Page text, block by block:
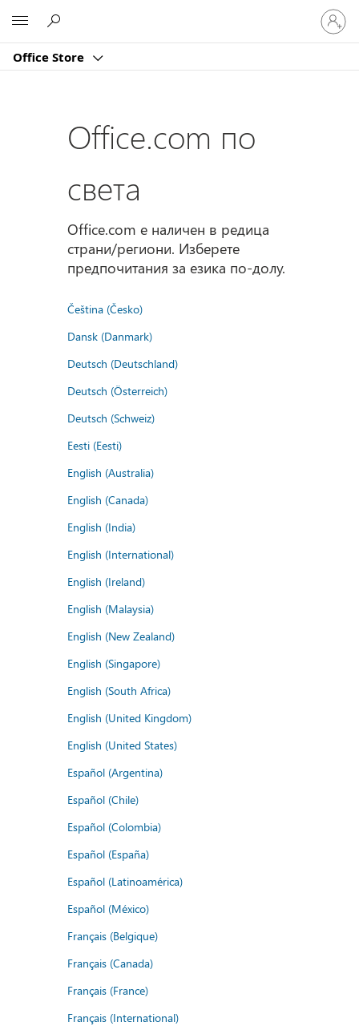
Office Store
Влезте
във
вашия
Office.com по
света
Office.com е наличен в редица
страни/региони. Изберете
предпочитания за езика по-долу.
Čeština (Česko)
Dansk (Danmark)
Deutsch (Deutschland)
Deutsch (Österreich)
Deutsch (Schweiz)
Eesti (Eesti)
English (Australia)
English (Canada)
English (India)
English (International)
English (Ireland)
English (Malaysia)
English (New Zealand)
English (Singapore)
English (South Africa)
English (United Kingdom)
English (United States)
Español (Argentina)
Español (Chile)
Español (Colombia)
Español (España)
Español (Latinoamérica)
Español (México)
Français (Belgique)
Français (Canada)
Français (France)
Français (International)